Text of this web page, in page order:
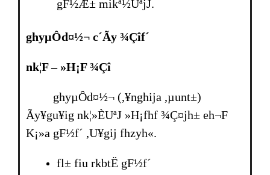
gF½Æ± mikª½UªjJ.
ghyµÔd¤½¬ c´Ãy ¾Çîf´
nk¦F – »H¡F ¾Çî
ghyµÔd¤½¬ (,¥nghija ,µunt±)
Ãy¥gu¥ig nk¦»ÈUªJ »H¡fhf ¾Ç¤jh± eh¬F
K¡»a gF½f´ ,U¥gij fhzyh«.
fl± fiu rkbtË gF½f´